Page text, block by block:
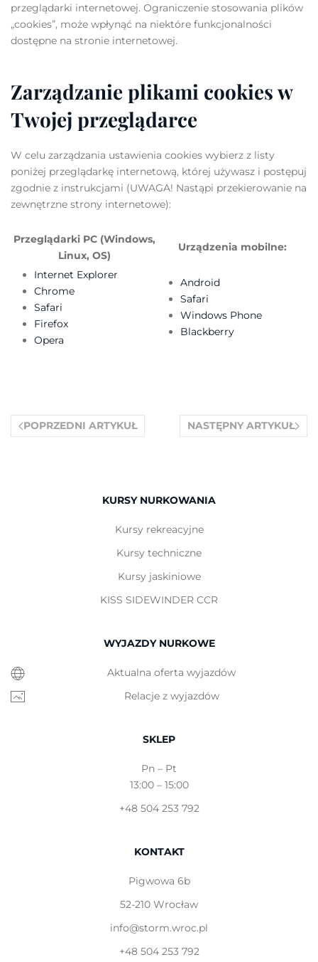
przeglądarki internetowej. Ograniczenie stosowania plików
„cookies”, może wpłynąć na niektóre funkcjonalności
dostępne na stronie internetowej.
Zarządzanie plikami cookies w
Twojej przeglądarce
W celu zarządzania ustawienia cookies wybierz z listy
poniżej przeglądarkę internetową, której używasz i postępuj
zgodnie z instrukcjami (UWAGA! Nastąpi przekierowanie na
zewnętrzne strony internetowe):
Przeglądarki PC (Windows,
Linux, OS)
Urządzenia mobilne:
Internet Explorer
Chrome
Safari
Firefox
Opera
Android
Safari
Windows Phone
Blackberry
POPRZEDNI ARTYKUŁ NASTĘPNY ARTYKUŁ
KURSY NURKOWANIA
Kursy rekreacyjne
Kursy techniczne
Kursy jaskiniowe
KISS SIDEWINDER CCR
WYJAZDY NURKOWE
Aktualna oferta wyjazdów
Relacje z wyjazdów
SKLEP
Pn – Pt
13:00 – 15:00
+48 504 253 792
KONTAKT
Pigwowa 6b
52-210 Wrocław
info@storm.wroc.pl
+48 504 253 792